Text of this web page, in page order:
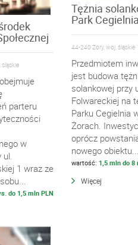
śląskie
parteru
w
ul.
1 wraz ze
do 1,5 mln PLN
Tężnia
Park
44-240 Żory, woj. śląskie
Przedmiotem
jest budowa
solankowej przy
Folwareckiej na
Parku Cegielnia
Żorach.
oprócz
nowego
wartość: 1,5 mln do 8
Więcej